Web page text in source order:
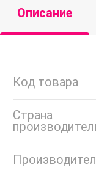
Описание
Код товара
Страна